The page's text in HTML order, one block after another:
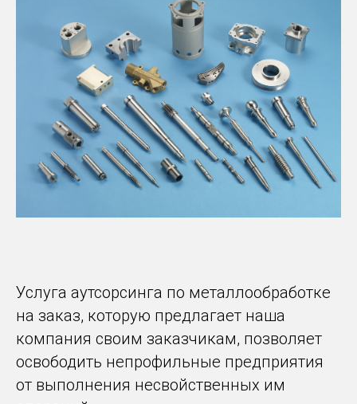
Услуга аутсорсинга по металлообработке
на заказ, которую предлагает наша
компания своим заказчикам, позволяет
освободить непрофильные предприятия
от выполнения несвойственных им